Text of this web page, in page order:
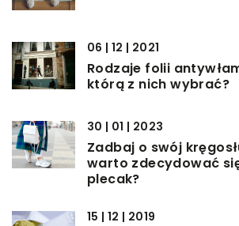
06 | 12 | 2021
Rodzaje folii
którą z nich wybrać?
30 | 01 | 2023
Zadbaj o swój
warto zdecydować
plecak?
15 | 12 | 2019